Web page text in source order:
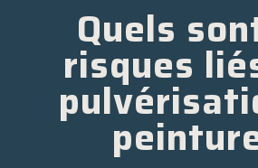
Quels
risques